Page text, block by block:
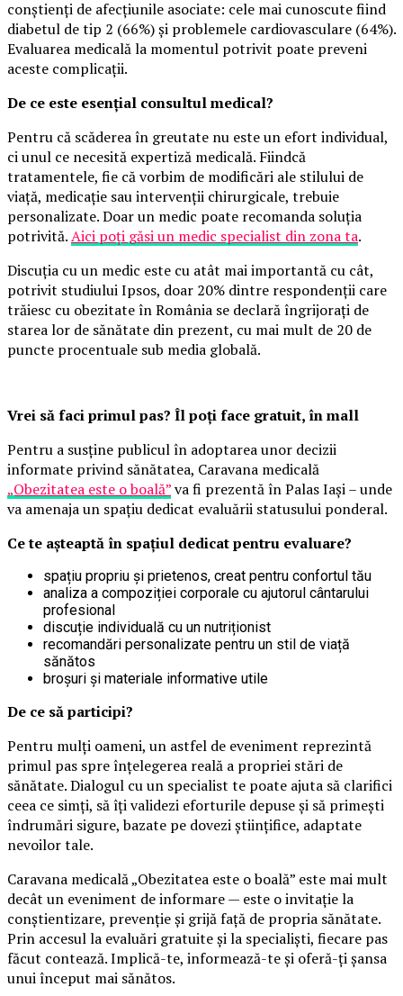
conștienți de afecțiunile asociate: cele mai cunoscute fiind
diabetul de tip 2 (66%) și problemele cardiovasculare (64%).
Evaluarea medicală la momentul potrivit poate preveni
aceste complicații.
De ce este esențial consultul medical?
Pentru că scăderea în greutate nu este un efort individual,
ci unul ce necesită expertiză medicală. Fiindcă
tratamentele, fie că vorbim de modificări ale stilului de
viață, medicație sau intervenții chirurgicale, trebuie
personalizate. Doar un medic poate recomanda soluția
potrivită.Aici poți găsi un medic specialist din zona ta.
Discuția cu un medic este cu atât mai importantă cu cât,
potrivit studiului Ipsos, doar 20% dintre respondenții care
trăiesc cu obezitate în România se declară îngrijorați de
starea lor de sănătate din prezent, cu mai mult de 20 de
puncte procentuale sub media globală.
Vrei să faci primul pas? Îl poți face gratuit, în mall
Pentru a susține publicul în adoptarea unor decizii
informate privind sănătatea, Caravana medicală
„Obezitatea este o boală”va fi prezentă în Palas Iași – unde
va amenaja un spațiu dedicat evaluării statusului ponderal.
Ce te așteaptă în spațiul dedicat pentru evaluare?
spațiu propriu și prietenos, creat pentru confortul tău
analiza a compoziției corporale cu ajutorul cântarului
profesional
discuție individuală cu un nutriționist
recomandări personalizate pentru un stil de viață
sănătos
broșuri și materiale informative utile
De ce să participi?
Pentru mulți oameni, un astfel de eveniment reprezintă
primul pas spre înțelegerea reală a propriei stări de
sănătate. Dialogul cu un specialist te poate ajuta să clarifici
ceea ce simți, să îți validezi eforturile depuse și să primești
îndrumări sigure, bazate pe dovezi științifice, adaptate
nevoilor tale.
Caravana medicală „Obezitatea este o boală” este mai mult
decât un eveniment de informare — este o invitație la
conștientizare, prevenție și grijă față de propria sănătate.
Prin accesul la evaluări gratuite și la specialiști, fiecare pas
făcut contează. Implică-te, informează-te și oferă-ți șansa
unui început mai sănătos.